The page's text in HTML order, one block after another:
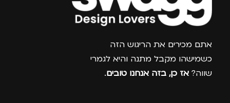
צרפו אותי למועדון
אתם מכירים את הריגוש הזה
כשמישהו מקבל מתנה והיא לגמרי
שווה? אז כן, בזה אנחנו טובים.